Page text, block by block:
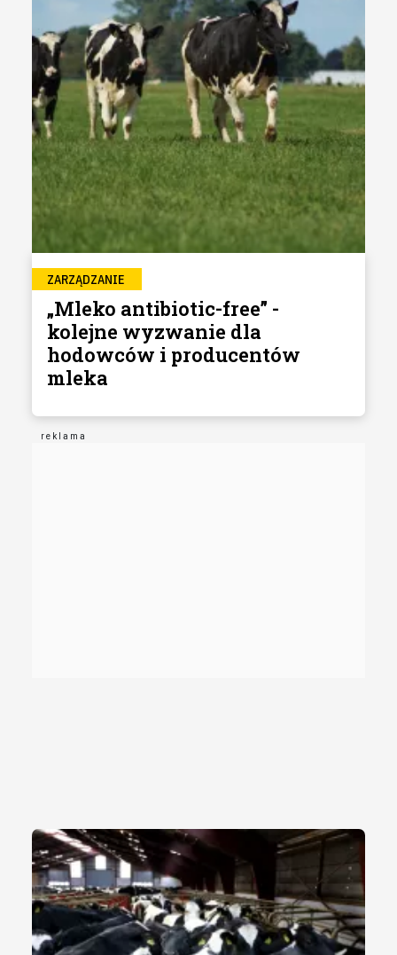
ZARZĄDZANIE
„Mleko antibiotic-free” -
kolejne wyzwanie dla
hodowców i producentów
mleka